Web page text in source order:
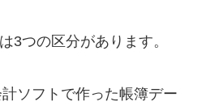
3つの区分があります。
計ソフトで作った帳簿デー